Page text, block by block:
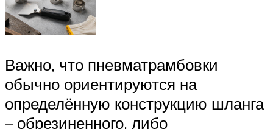
Важно, что пневматрамбовки
обычно ориентируются на
определённую конструкцию шланга
– обрезиненного, либо